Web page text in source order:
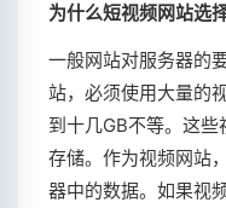
为什么短视频网站选
一般网站对服务器的
站，必须使用大量的
到十几GB不等。这
存储。作为视频网站
器中的数据。如果视